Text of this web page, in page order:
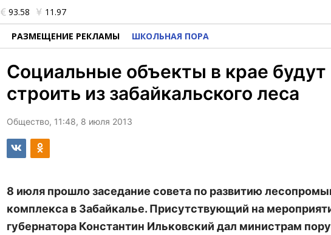
93.58 11.97
РАЗМЕЩЕНИЕ РЕКЛАМЫ ШКОЛЬНАЯ ПОРА
Социальные объекты в крае будут
строить из забайкальского леса
Общество, 11:48, 8 июля 2013
8 июля прошло заседание совета по развитию
комплекса в Забайкалье. Присутствующий на
губернатора Константин Ильковский дал министрам